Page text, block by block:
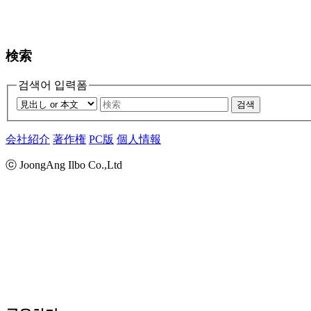
検索
검색어 입력폼
검색
会社紹介 著作権 PC版 個人情報
ⓒ JoongAng Ilbo Co.,Ltd